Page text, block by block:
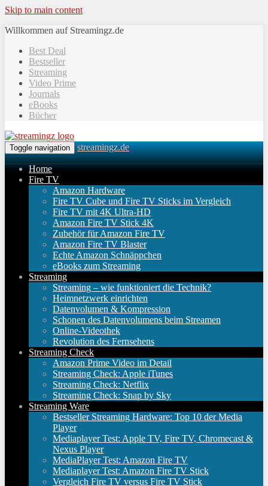
Skip to main content
Willkommen auf Streamingz.de
Best Deal
Bestseller
Streaming
Video Prime
Journals
eBooks
Bücher
Toggle navigation streamingz.de
Home
Fire TV
Amazon Hardware
Fire TV Cube und Fire TV Sticks im Vergleich
Fire TV mit 4K Ultra-HD
Amazon Fire TV Stick 4K
Zubehör für Amazon Fire TV
Amazon Fire TV Blaster
Echte Amazon Schnäppchen
eBooks zum Streaming
Streaming
Streaming – wie funktioniert die Technik?
Heimnetzwerk einrichten
Datenvolumen & Kompression
Schonen des Datenvolumens beim Streamen
Online-Videothek
Revolution des Fernsehens
Streaming Check
Amazon Prime Video im Detail
Streaming Check: Apple iTunes
Streaming Check: Netflix
Streaming Check: Snap by Sky
Streaming Ware
Bestseller Streaming Hardware: Top 10 der Media
Player
Mediaplayer Test: Apple TV, Fire TV, Chromecast &
Nexus Player
MediaPlayer Test: Amazon Fire TV
Mediaplayer Test: Amazon Fire TV Stick
Vergleich Fire TV versus Fire TV Stick